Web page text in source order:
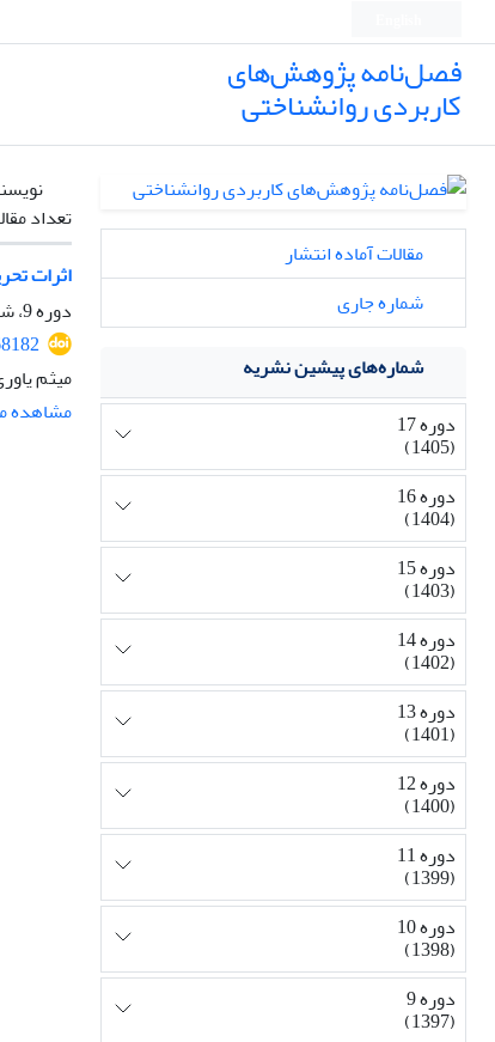
فصل‌نامه پژوهش‌های
کاربردی روانشناختی
تعداد
اثرات
دوره 9، شماره 1، بهار 1397، صفحه
میثم
مشاهده
مقالات آماده انتشار
شماره جاری
شماره‌های پیشین نشریه
دوره 17
(1405)
دوره 16
(1404)
دوره 15
(1403)
دوره 14
(1402)
دوره 13
(1401)
دوره 12
(1400)
دوره 11
(1399)
دوره 10
(1398)
دوره 9
(1397)